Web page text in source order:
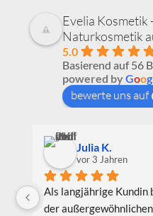
Evelia Kosmetik
Naturkosmetik
5.0
Basierend auf 56
powered byGoog
bewerte uns auf
Julia K.
vor 3 Jahren
Als langjährige Kundin
der